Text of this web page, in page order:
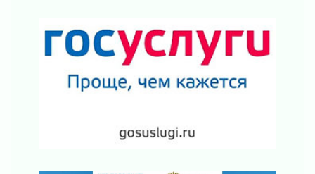
Ладога — не пруд
02 августа 2026
ПСК через Гослуслуги напомнит жителям
Ленинградской области о неоплаченных
Пропавшего подростка нашли в Кировском